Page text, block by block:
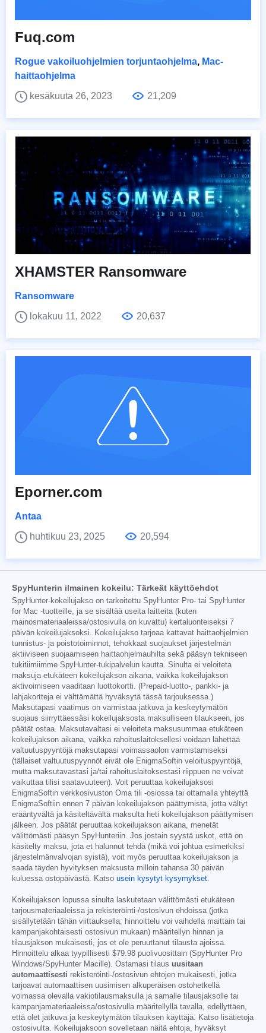
Fuq.com
Rogue vakoiluohjelmien torjuntaohjelma, Mac-
haittaohjelma
kesäkuuta 26, 2023
21,209
XHAMSTER Ransomware
Ransomware
lokakuu 11, 2022
20,637
Eporner.com
Antaa
huhtikuu 23, 2025
20,594
SpyHunterin ilmainen kokeilu: Tärkeät käyttöehdot
SpyHunter-kokeilujakso on tarkoitettu SpyHunter Pro- tai SpyHunter
for Mac -tuotteille, ja se sisältää useita laitteita (kuten
mainosmateriaaleissa/ostosivulla on kuvattu) kertaluonteiseksi 7
päivän kokeilujaksoksi. Kokeilujakso tarjoaa kattavat haittaohjelmien
tunnistus- ja poistotoiminnot, tehokkaat suojaukset järjestelmän
aktiiviseen suojaamiseen haittaohjelmauhilta sekä pääsyn tekniseen
tukitiimiimme SpyHunter-tukipalvelun kautta. Sinulta ei veloiteta
maksuja etukäteen kokeilujakson aikana, vaikka kokeilujakson
aktivoimiseen vaaditaan luottokortti. (Prepaid-luotto-, pankki- ja
lahjakortteja ei välttämättä hyväksytä tässä tarjouksessa.)
Maksutapasi vaatimus on varmistaa jatkuva ja keskeytymätön
suojaus siirryttäessäsi kokeilujaksosta maksulliseen tilaukseen, jos
päätät ostaa. Maksutavaltasi ei veloiteta maksusummaa etukäteen
kokeilujakson aikana, vaikka rahoituslaitoksellesi voidaan lähettää
valtuutuspyyntöjä maksutapasi voimassaolon varmistamiseksi
(tällaiset valtuutuspyynnöt eivät ole EnigmaSoftin veloituspyyntöjä,
mutta maksutavastasi ja/tai rahoituslaitoksestasi riippuen ne voivat
vaikuttaa tilisi saatavuuteen). Voit peruuttaa kokeilujaksosi
EnigmaSoftin verkkosivuston Oma tili -osiossa tai ottamalla yhteyttä
EnigmaSoftiin ennen 7 päivän kokeilujakson päättymistä, jotta vältyt
erääntyvältä ja käsiteltävältä maksulta heti kokeilujakson päättymisen
jälkeen. Jos päätät peruuttaa kokeilujakson aikana, menetät
välittömästi pääsyn SpyHunteriin. Jos jostain syystä uskot, että on
käsitelty maksu, jota et halunnut tehdä (mikä voi johtua esimerkiksi
järjestelmänvalvojan syistä), voit myös peruuttaa kokeilujakson ja
saada täyden hyvityksen maksusta milloin tahansa 30 päivän
kuluessa ostopäivästä. Katso usein kysytyt kysymykset
Kokeilujakson lopussa sinulta laskutetaan välittömästi etukäteen
tarjousmateriaaleissa ja rekisteröinti-/ostosivun ehdoissa (jotka
sisällytetään tähän viittauksella; hinnoittelu voi vaihdella maittain tai
kampanjakohtaisesti ostosivun mukaan) määritellyn hinnan ja
tilausjakson mukaisesti, jos et ole peruuttanut tilausta ajoissa.
Hinnoittelu alkaa tyypillisesti $79.98 puolivuosittain (SpyHunter Pro
Windows/SpyHunter Macille). Ostamasi tilaus uusitaan
automaattisesti rekisteröinti-/ostosivun ehtojen mukaisesti, jotka
tarjoavat automaattisen uusimisen alkuperäisen ostohetkellä
voimassa olevalla vakiotilausmaksulla ja samalle tilausjaksolle tai
kampanjamateriaaleissa/ostosivulla määritellyllä tavalla, edellyttäen,
että olet jatkuva ja keskeytymätön tilauksen käyttäjä. Katso lisätietoja
ostosivulta. Kokeilujaksoon sovelletaan näitä ehtoja, hyväksyt